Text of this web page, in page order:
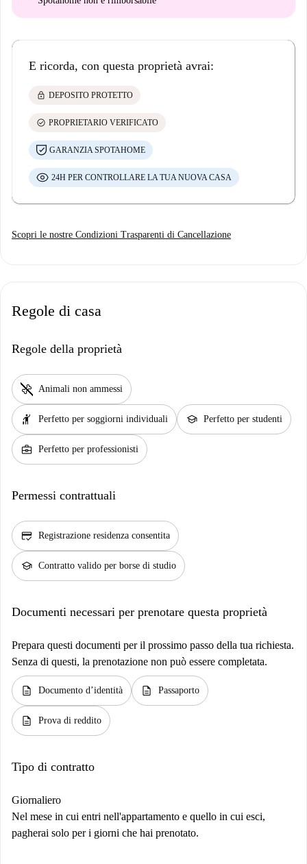
E ricorda, con questa proprietà avrai:
lock DEPOSITO PROTETTO
check_circle PROPRIETARIO VERIFICATO
GARANZIA SPOTAHOME
24H PER CONTROLLARE LA TUA NUOVA CASA
Scopri le nostre Condizioni Trasparenti di Cancellazione
Regole di casa
Regole della proprietà
pet_supplies Animali non ammessi
hail Perfetto per soggiorni individuali school Perfetto per studenti
business_center Perfetto per professionisti
Permessi contrattuali
credit_score Registrazione residenza consentita
school Contratto valido per borse di studio
Documenti necessari per prenotare questa proprietà
Prepara questi documenti per il prossimo passo della tua richiesta.
Senza di questi, la prenotazione non può essere completata.
description Documento d’identità description Passaporto
description Prova di reddito
Tipo di contratto
Giornaliero
Nel mese in cui entri nell'appartamento e quello in cui esci,
pagherai solo per i giorni che hai prenotato.